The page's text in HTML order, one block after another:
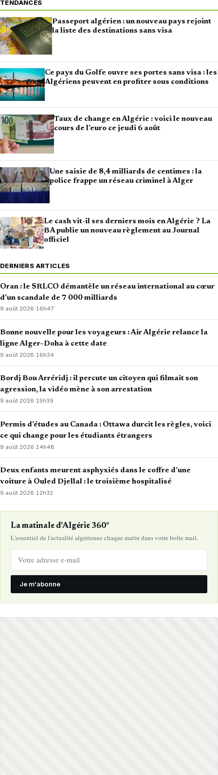
TENDANCES
Passeport algérien : un nouveau pays rejoint
la liste des destinations sans visa
Ce pays du Golfe ouvre ses portes sans visa : les
Algériens peuvent en profiter sous conditions
Taux de change en Algérie : voici le nouveau
cours de l’euro ce jeudi 6 août
Une saisie de 8,4 milliards de centimes : la
police frappe un réseau criminel à Alger
Le cash vit-il ses derniers mois en Algérie ? La
BA publie un nouveau règlement au Journal
officiel
DERNIERS ARTICLES
Oran : le SRLCO démantèle un réseau international au cœur
d’un scandale de 7 000 milliards
9 août 2026·16h47
Bonne nouvelle pour les voyageurs : Air Algérie relance la
ligne Alger–Doha à cette date
9 août 2026·16h34
Bordj Bou Arréridj : il percute un citoyen qui filmait son
agression, la vidéo mène à son arrestation
9 août 2026·15h39
Permis d’études au Canada : Ottawa durcit les règles, voici
ce qui change pour les étudiants étrangers
9 août 2026· 14h48
Deux enfants meurent asphyxiés dans le coffre d’une
voiture à Ouled Djellal : le troisième hospitalisé
9 août 2026·12h32
La matinale d'Algérie 360°
L'essentiel de l'actualité algérienne chaque matin dans votre boîte mail.
Je m'abonne